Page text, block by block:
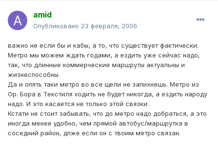
amid
Опубликовано 23 февраля, 2006
важно не если бы и кабы, а то, что существует фактически.
Метро мы можем ждать годами, а ездить уже сейчас надо,
так, что длинные коммерческие маршруты актуальны и
жизнеспособны.
Да и опять таки метро во все щели не запихнешь. Метро из
Ор. Бора в Текстиля ходить не будет никогда, а ездить народу
надо. И это касается не только этой связки.
Кстати не стоит забывать, что до метро надо добраться, а это
иногда менее удобно, чем прямой автобус/маршрутка в
соседний район, дпже если он с твоим метро связан.